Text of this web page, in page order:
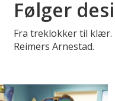
Følger
Fra treklokker til klær.
Reimers Arnestad.